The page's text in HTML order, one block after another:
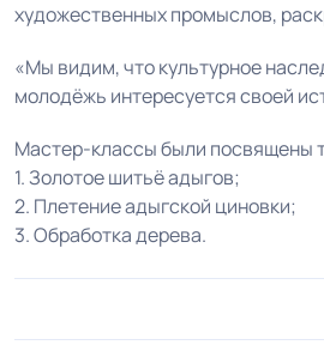
художественных промыслов,
«Мы видим, что культурное
молодёжь интересуется своей
Мастер-классы были посвящены
1. Золотое шитьё адыгов;
2. Плетение адыгской циновки;
3. Обработка дерева.